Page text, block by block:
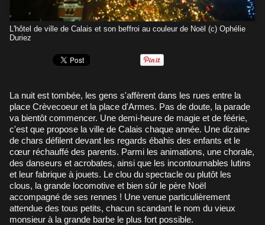
L'hôtel de ville de Calais et son beffroi au couleur de Noël (c) Ophélie
Duriez
La nuit est tombée, les gens s'affèrent dans les rues entre la
place Crèvecoeur et la place d'Armes. Pas de doute, la parade
va bientôt commencer. Une demi-heure de magie et de féérie,
c'est que propose la ville de Calais chaque année. Une dizaine
de chars défilent devant les regards ébahis des enfants et le
cœur réchauffé des parents. Parmi les animations, une chorale,
des danseurs et acrobates, ainsi que les incontournables lutins
et leur fabrique à jouets. Le clou du spectacle ou plutôt les
clous, la grande locomotive et bien sûr le père Noël
accompagné de ses rennes ! Une venue particulièrement
attendue des tous petits, chacun scandant le nom du vieux
monsieur à la grande barbe le plus fort possible.